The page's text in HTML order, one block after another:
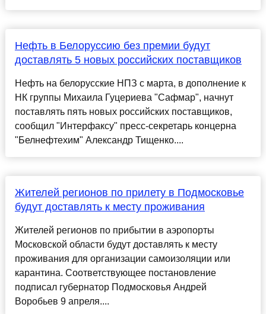
Нефть в Белоруссию без премии будут
доставлять 5 новых российских поставщиков
Нефть на белорусские НПЗ с марта, в дополнение к
НК группы Михаила Гуцериева "Сафмар", начнут
поставлять пять новых российских поставщиков,
сообщил "Интерфаксу" пресс-секретарь концерна
"Белнефтехим" Александр Тищенко....
Жителей регионов по прилету в Подмосковье
будут доставлять к месту проживания
Жителей регионов по прибытии в аэропорты
Московской области будут доставлять к месту
проживания для организации самоизоляции или
карантина. Соответствующее постановление
подписал губернатор Подмосковья Андрей
Воробьев 9 апреля....